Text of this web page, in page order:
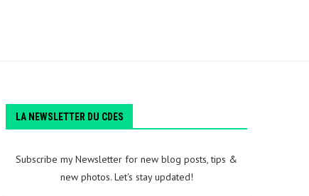
LA NEWSLETTER DU CDES
Subscribe my Newsletter for new blog posts, tips &
new photos. Let's stay updated!